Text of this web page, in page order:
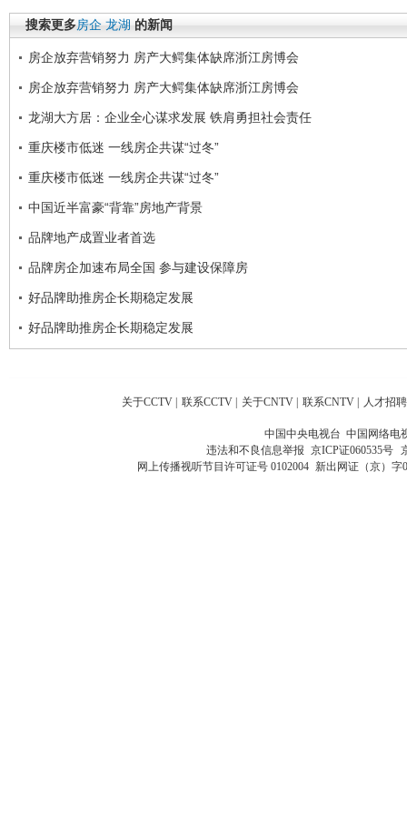
搜索更多房企 龙湖 的新闻
房企放弃营销努力 房产大鳄集体缺席浙江房博会
房企放弃营销努力 房产大鳄集体缺席浙江房博会
龙湖大方居：企业全心谋求发展 铁肩勇担社会责任
重庆楼市低迷 一线房企共谋“过冬”
重庆楼市低迷 一线房企共谋“过冬”
中国近半富豪“背靠”房地产背景
品牌地产成置业者首选
品牌房企加速布局全国 参与建设保障房
好品牌助推房企长期稳定发展
好品牌助推房企长期稳定发展
关于CCTV | 联系CCTV | 关于CNTV | 联系CNTV | 人才招聘
中国中央电视台 中国网络电
违法和不良信息举报 京ICP证060535号
网上传播视听节目许可证号 0102004 新出网证（京）